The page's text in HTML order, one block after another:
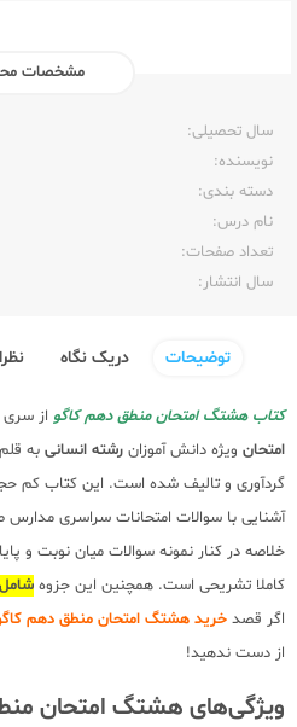
مشخصات
سال تحصیلی:‌
نویسنده:‌
دسته بندی:
نام درس:
تعداد صفحات:‌
سال انتشار:‌
توضیحات دریک نگاه
کتاب هشتگ امتحان منطق دهم کاگو از
امتحان ویژه دانش آموزان رشته انسانی به
گردآوری و تالیف شده است. این کتاب کم
آشنایی با سوالات امتحانات سراسری
خلاصه در کنار نمونه سوالات میان نوبت و
کاملا تشریحی است. همچنین این جزوه شامل
اگر قصد خرید هشتگ امتحان منطق دهم
از دست ندهید!
ویژگی‌های هشتگ امتحان